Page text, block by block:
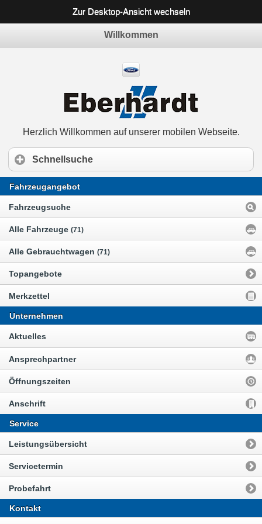
Zur Desktop-Ansicht wechseln
Willkommen
Herzlich Willkommen auf unserer mobilen Webseite.
Schnellsuche
Fahrzeugangebot
Fahrzeugsuche
Alle Fahrzeuge (71)
Alle Gebrauchtwagen (71)
Topangebote
Merkzettel
Unternehmen
Aktuelles
Ansprechpartner
Öffnungszeiten
Anschrift
Service
Leistungsübersicht
Servicetermin
Probefahrt
Kontakt